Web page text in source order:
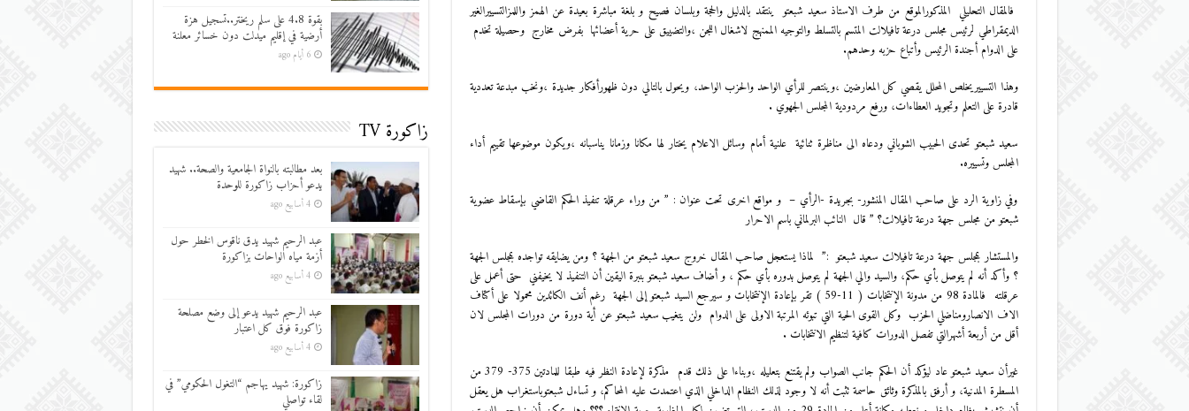
فالمقال التحليلي المذكورالموقع من طرف الاستاذ سعيد شبعتو ينتقد بالدليل والحجة وبلسان فصيح و بلغة مباشرة بعيدة عن الهمز واللمزالتسييرالغير
الديمقراطي لرئيس مجلس درعة تافيلالت المتسم بالتسلط والتوجيه الممنهج لاشغال اللجن ،والتضييق على حرية أعضائها بفرض مخارج وحصيلة تخدم
على الدوام أجندة الرئيس وأتباع حزبه وحدهم.
وهذا التسييريخلص المحلل يقصي كل المعارضين ،وينتصر للرأي الواحد والحزب الواحد، ويحول بالتالي دون ظهورأفكار جديدة ،ونخب مبدعة تعددية
قادرة على التعلم وتجويد العطاءات، ورفع مردودية المجلس الجهوي .
سعيد شبعتو تحدى الحبيب الشوباني ودعاه الى مناظرة ثنائية علنية أمام وسائل الاعلام يختار لها مكانا وزمانا يناسبانه ،ويكون موضوعها تقييم أداء
المجلس وتسييره.
وفي زاوية الرد على صاحب المقال المنشور- بجريدة -الرأي – و مواقع اخرى تحت عنوان : ” من وراء عرقلة تنفيذ الحكم القاضي بإسقاط عضوية
شبعتو من مجلس جهة درعة تافيلالت؟ ” قال النائب البرلماني باسم الاحرار
والمستشار بمجلس جهة درعة تافيلالت سعيد شبعتو :” لماذا يستعجل صاحب المقال خروج سعيد شبعتو من الجهة ؟ ومن يضايقه تواجده بمجلس الجهة
؟ وأكد أنه لم يتوصل بأي حكم، والسيد والي الجهة لم يتوصل بدوره بأي حكم ، و أضاف سعيد شبعتو بنبرة اليقين أن التنفيذ لا يخيفني حتى أعمل على
عرقلته فالمادة 98 من مدونة الإنتخابات ( 11-59 ) تقر بإعادة الإنتخابات و سيرجع السيد شبعتو إلى الجهة رغم أنف الكائدين محمولا على أكتاف
الاف الانصارومناضلي الحزب وكل القوى الحية التي تبوئه المرتبة الاولى على الدوام ولن يتغيب سعيد شبعتو عن أية دورة من دورات المجلس لان
أقل من أربعة أشهرالتي تفصل الدورات كافية لتنظيم الانتخابات .
غيرأن سعيد شبعتو عاد ليؤكد أن الحكم جانب الصواب ولم يقتنع بتعليله ،وبناءا على ذلك قدم مذكرة لإعادة النظر فيه طبقا للمادتين 375- 379 من
المسطرة المدنية، و أرفق بالمذكرة وثائق حاسمة تثبت أنه لا وجود لذلك النظام الداخلي الذي اعتمدت عليه المحاكم، و تساءل شبعتوباستغراب هل يعقل
بقوة 4.8 على سلم ريختر..تسجيل هزة
أرضية في إقليم ميدلت دون خسائر معلنة
6 أيام ago
زاكورة TV
بعد مطالبته بالنواة الجامعية والصحة.. شهيد
يدعو أحزاب زاكورة للوحدة
4 أسابيع ago
عبد الرحيم شهيد يدق ناقوس الخطر حول
أزمة مياه الواحات بزاكورة
4 أسابيع ago
عبد الرحيم شهيد يدعو إلى وضع مصلحة
زاكورة فوق كل اعتبار
4 أسابيع ago
زاكورة: شهيد يهاجم “التغول الحكومي” في
لقاء تواصلي